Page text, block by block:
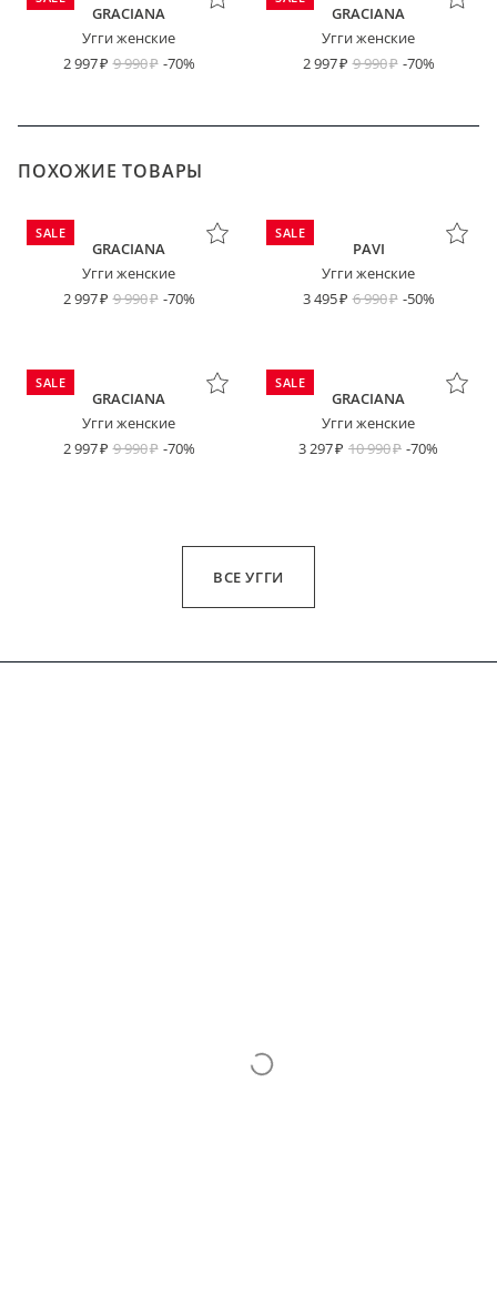
GRACIANA
Угги женские
2 997
9 990 -70%
GRACIANA
Угги женские
2 997
9 990 -70%
ПОХОЖИЕ ТОВАРЫ
SALE
GRACIANA
Угги женские
2 997
9 990 -70%
SALE
PAVI
Угги женские
3 495
6 990 -50%
SALE
GRACIANA
Угги женские
2 997
9 990 -70%
SALE
GRACIANA
Угги женские
3 297
10 990 -70%
ВСЕ УГГИ